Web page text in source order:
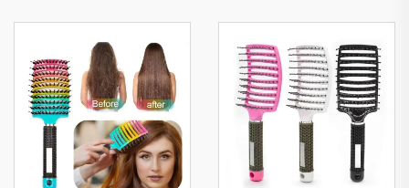
выпрямления
вьющихся волос для
детей Пластиковая
нейлоновая
маленькая
массажная щетка для
головы
зеркальцем для
макияжа
Симпатичный дизайн
в виде мультяшного
персонажа
Пластиковая ручка
складная щетка для
волос